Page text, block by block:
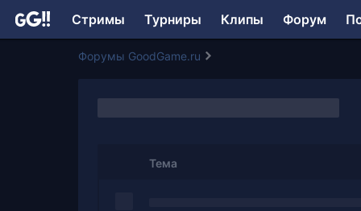
Стримы Турниры Клипы Форум
Форумы GoodGame.ru
Тема